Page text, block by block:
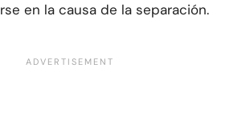
en la causa de la separación.